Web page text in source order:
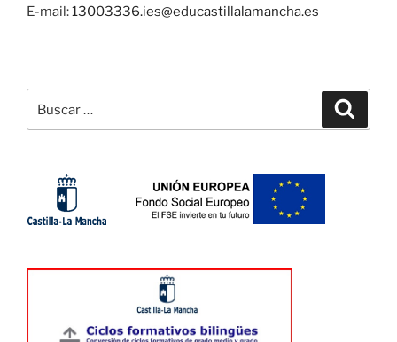
E-mail:13003336.ies@educastillalamancha.es
por: